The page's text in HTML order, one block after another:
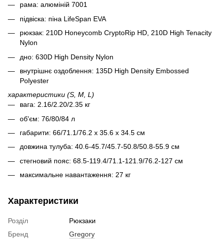
рама: алюміній 7001
підвіска: піна LifeSpan EVA
рюкзак: 210D Honeycomb CryptoRip HD, 210D High Tenacity
Nylon
дно: 630D High Density Nylon
внутрішнє оздоблення: 135D High Density Embossed
Polyester
характеристики (S, M, L)
вага: 2.16/2.20/2.35 кг
об'єм: 76/80/84 л
габарити: 66/71.1/76.2 х 35.6 х 34.5 см
довжина тулуба: 40.6-45.7/45.7-50.8/50.8-55.9 см
стегновий пояс: 68.5-119.4/71.1-121.9/76.2-127 см
максимальне навантаження: 27 кг
Характеристики
Розділ
Рюкзаки
Бренд
Gregory